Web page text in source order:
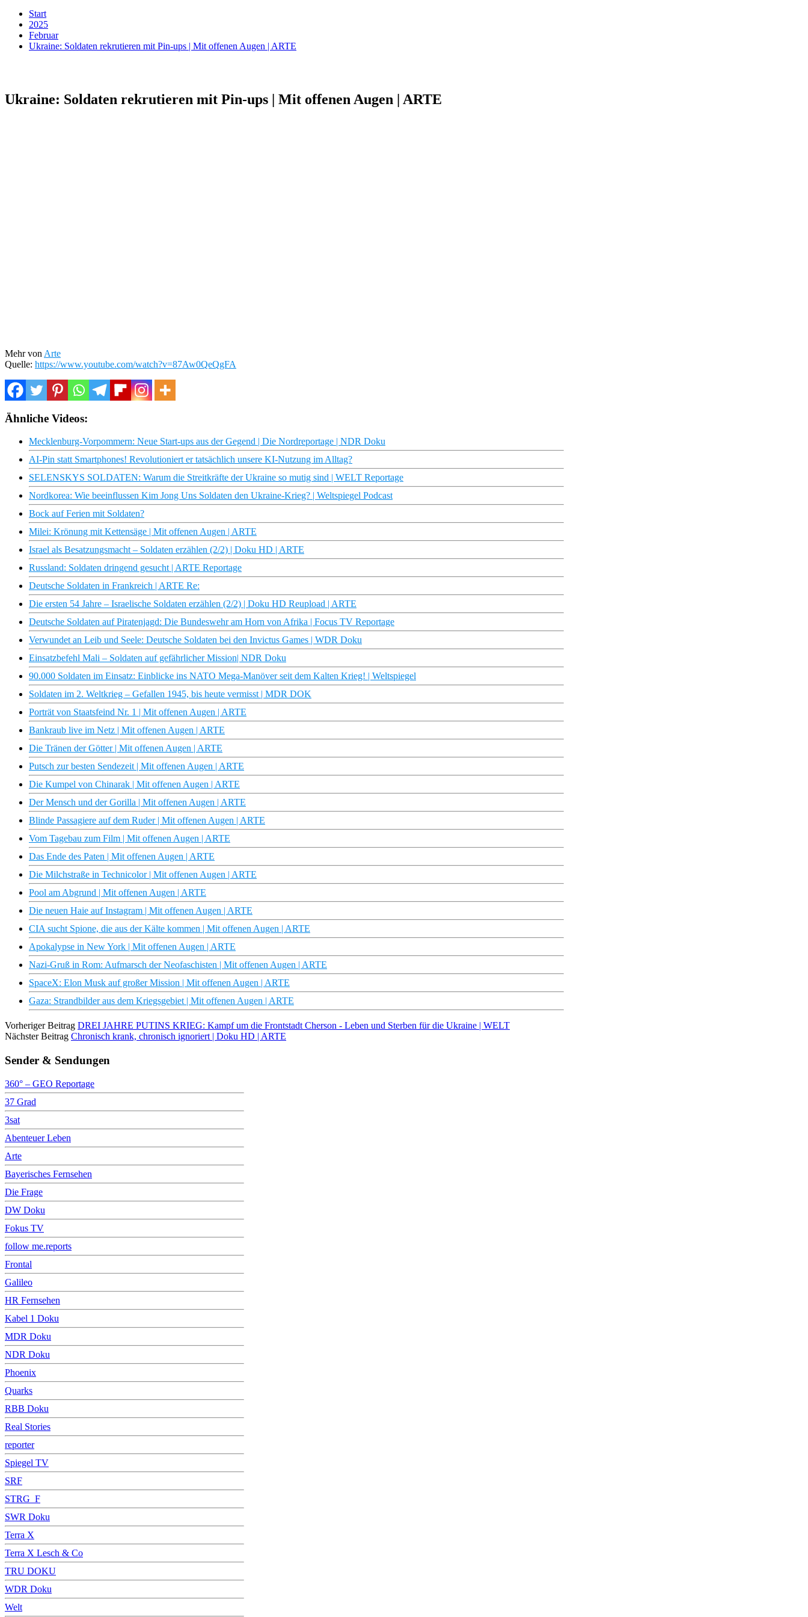
Start
2025
Februar
Ukraine: Soldaten rekrutieren mit Pin-ups | Mit offenen Augen | ARTE
Ukraine: Soldaten rekrutieren mit Pin-ups | Mit offenen Augen | ARTE
Mehr von Arte
Quelle: https://www.youtube.com/watch?v=87Aw0QeQgFA
Ähnliche Videos:
Mecklenburg-Vorpommern: Neue Start-ups aus der Gegend | Die Nordreportage | NDR Doku
AI-Pin statt Smartphones! Revolutioniert er tatsächlich unsere KI-Nutzung im Alltag?
SELENSKYS SOLDATEN: Warum die Streitkräfte der Ukraine so mutig sind | WELT Reportage
Nordkorea: Wie beeinflussen Kim Jong Uns Soldaten den Ukraine-Krieg? | Weltspiegel Podcast
Bock auf Ferien mit Soldaten?
Milei: Krönung mit Kettensäge | Mit offenen Augen | ARTE
Israel als Besatzungsmacht – Soldaten erzählen (2/2) | Doku HD | ARTE
Russland: Soldaten dringend gesucht | ARTE Reportage
Deutsche Soldaten in Frankreich | ARTE Re:
Die ersten 54 Jahre – Israelische Soldaten erzählen (2/2) | Doku HD Reupload | ARTE
Deutsche Soldaten auf Piratenjagd: Die Bundeswehr am Horn von Afrika | Focus TV Reportage
Verwundet an Leib und Seele: Deutsche Soldaten bei den Invictus Games | WDR Doku
Einsatzbefehl Mali – Soldaten auf gefährlicher Mission| NDR Doku
90.000 Soldaten im Einsatz: Einblicke ins NATO Mega-Manöver seit dem Kalten Krieg! | Weltspiegel
Soldaten im 2. Weltkrieg – Gefallen 1945, bis heute vermisst | MDR DOK
Porträt von Staatsfeind Nr. 1 | Mit offenen Augen | ARTE
Bankraub live im Netz | Mit offenen Augen | ARTE
Die Tränen der Götter | Mit offenen Augen | ARTE
Putsch zur besten Sendezeit | Mit offenen Augen | ARTE
Die Kumpel von Chinarak | Mit offenen Augen | ARTE
Der Mensch und der Gorilla | Mit offenen Augen | ARTE
Blinde Passagiere auf dem Ruder | Mit offenen Augen | ARTE
Vom Tagebau zum Film | Mit offenen Augen | ARTE
Das Ende des Paten | Mit offenen Augen | ARTE
Die Milchstraße in Technicolor | Mit offenen Augen | ARTE
Pool am Abgrund | Mit offenen Augen | ARTE
Die neuen Haie auf Instagram | Mit offenen Augen | ARTE
CIA sucht Spione, die aus der Kälte kommen | Mit offenen Augen | ARTE
Apokalypse in New York | Mit offenen Augen | ARTE
Nazi-Gruß in Rom: Aufmarsch der Neofaschisten | Mit offenen Augen | ARTE
SpaceX: Elon Musk auf großer Mission | Mit offenen Augen | ARTE
Gaza: Strandbilder aus dem Kriegsgebiet | Mit offenen Augen | ARTE
Vorheriger Beitrag DREI JAHRE PUTINS KRIEG: Kampf um die Frontstadt Cherson - Leben und Sterben für die Ukraine | WELT
Nächster Beitrag Chronisch krank, chronisch ignoriert | Doku HD | ARTE
Sender & Sendungen
360° – GEO Reportage
37 Grad
3sat
Abenteuer Leben
Arte
Bayerisches Fernsehen
Die Frage
DW Doku
Fokus TV
follow me.reports
Frontal
Galileo
HR Fernsehen
Kabel 1 Doku
MDR Doku
NDR Doku
Phoenix
Quarks
RBB Doku
Real Stories
reporter
Spiegel TV
SRF
STRG_F
SWR Doku
Terra X
Terra X Lesch & Co
TRU DOKU
WDR Doku
Welt